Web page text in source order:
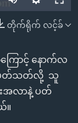
တိုက်ရိုက် လင့်ခ်
ောင့် နောက်လ
ပတ်သတ်လို့ သူ
လာနဲ့ ပတ်
။